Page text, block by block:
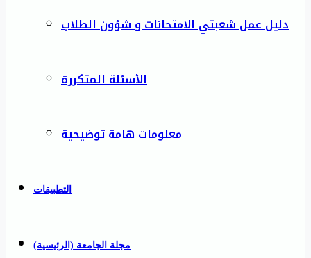
دليل عمل شعبتي الامتحانات و شؤون الطلاب
الأسئلة المتكررة
معلومات هامة توضيحية
التطبيقات
مجلة الجامعة (الرئيسية)